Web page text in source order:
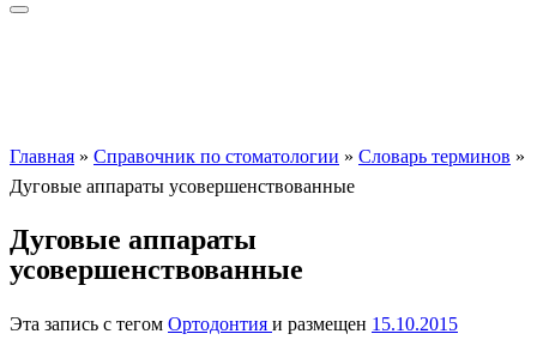
Главная » Справочник по стоматологии » Словарь терминов »
Дуговые аппараты усовершенствованные
Дуговые аппараты
усовершенствованные
Эта запись с тегом Ортодонтия и размещен 15.10.2015